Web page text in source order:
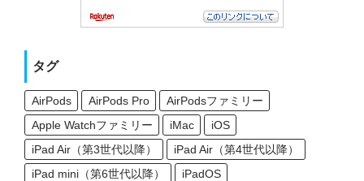
タグ
AirPods AirPods Pro
AirPodsファミリー
Apple Watchファミリー
iMac
iOS
iPad Air（第3世代以降）
iPad Air（第4世代以降）
iPad mini（第6世代以降）
iPadOS